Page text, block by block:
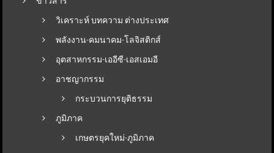
วิเคราะห์ บทความ ต่างประเทศ
พลังงาน-คมนาคม-โลจิสติกส์
อุตสาหกรรม-เออีซี-เอสเอมอี
อาชญากรรม
กระบวนการยุติธรรม
ภูมิภาค
เกษตรยุคใหม่-ภูมิภาค